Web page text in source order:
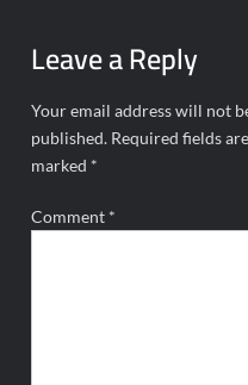
Leave a Reply
Your email address will not
published. Required fields are
marked *
Comment *